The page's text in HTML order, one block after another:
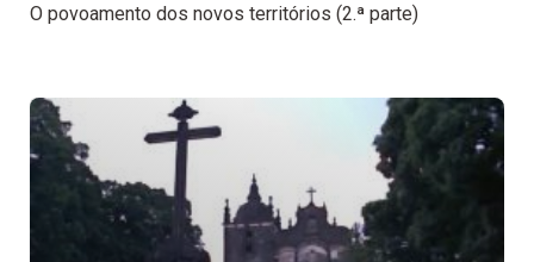
O povoamento dos novos territórios (2.ª parte)